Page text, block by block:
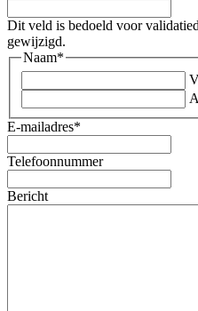
Dit veld is bedoeld voor
gewijzigd.
Naam*
E-mailadres*
Telefoonnummer
Bericht